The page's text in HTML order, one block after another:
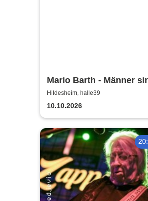
Mario Barth - Männer
nichts ohne die Frauen
Hildesheim, halle39
10.10.2026